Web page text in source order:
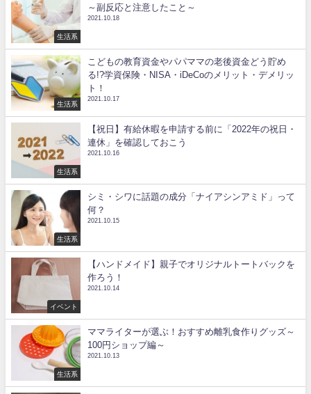
生活系
～副反応と注意したこと～
2021.10.18
生活系
こどもの教育資金やパパママの老後資金どう貯め
る!?学資保険・NISA・iDeCoのメリット・デメリッ
ト！
2021.10.17
生活系
【祝日】有給休暇を申請する前に「2022年の祝日・
連休」を確認しておこう
2021.10.16
生活系
シミ・シワに話題の成分「ナイアシンアミド」って
何？
2021.10.15
イベント
【ハンドメイド】親子でオリジナルトートバックを
作ろう！
2021.10.14
生活系
ママライターが選ぶ！おすすめ離乳食作りグッズ～
100円ショップ編～
2021.10.13